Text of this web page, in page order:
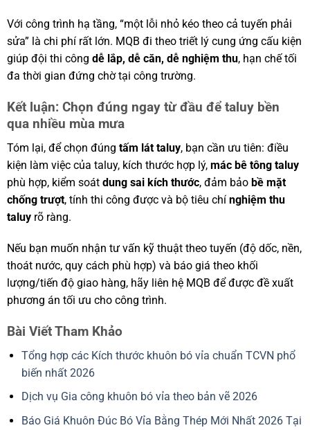
Với công trình hạ tầng, “một lỗi nhỏ kéo theo cả tuyến phải
sửa” là chi phí rất lớn. MQB đi theo triết lý cung ứng cấu kiện
giúp đội thi công dễ lắp, dễ căn, dễ nghiệm thu, hạn chế tối
đa thời gian đứng chờ tại công trường.
Kết luận: Chọn đúng ngay từ đầu để taluy bền
qua nhiều mùa mưa
Tóm lại, để chọn đúng tấm lát taluy, bạn cần ưu tiên: điều
kiện làm việc của taluy, kích thước hợp lý, mác bê tông taluy
phù hợp, kiểm soát dung sai kích thước, đảm bảo bề mặt
chống trượt, tính thi công được và bộ tiêu chí nghiệm thu
taluyrõ ràng.
Nếu bạn muốn nhận tư vấn kỹ thuật theo tuyến (độ dốc, nền,
thoát nước, quy cách phù hợp) và báo giá theo khối
lượng/tiến độ giao hàng, hãy liên hệ MQB để được đề xuất
phương án tối ưu cho công trình.
Bài Viết Tham Khảo
Tổng hợp các Kích thước khuôn bó vỉa chuẩn TCVN phổ
biến nhất 2026
Dịch vụ Gia công khuôn bó vỉa theo bản vẽ 2026
Báo Giá Khuôn Đúc Bó Vỉa Bằng Thép Mới Nhất 2026 Tại